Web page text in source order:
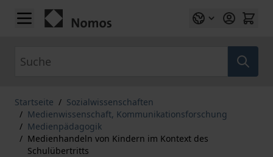
Zum Inhalt springen
Startseite / Sozialwissenschaften
/ Medienwissenschaft, Kommunikationsforschung
/ Medienpädagogik
/ Medienhandeln von Kindern im Kontext des
Schulübertritts